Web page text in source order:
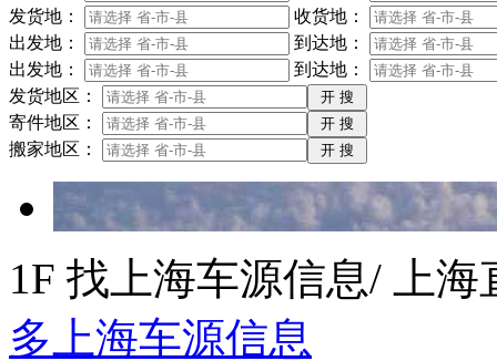
发货地：
收货地：
出发地：
到达地：
出发地：
到达地：
发货地区：
寄件地区：
搬家地区：
1F 找上海车源信息/ 上海
多上海车源信息